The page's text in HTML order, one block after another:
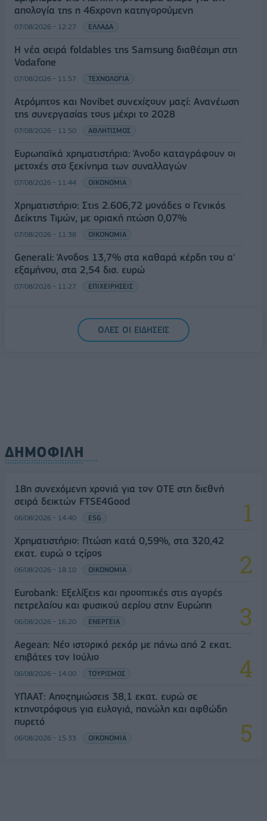
απολογία της η 46χρονη κατηγορούμενη
07/08/2026 - 12:27 ΕΛΛΑΔΑ
Η νέα σειρά foldables της Samsung διαθέσιμη στη
Vodafone
07/08/2026 - 11:57 ΤΕΧΝΟΛΟΓΙΑ
Ατρόμητος και Novibet συνεχίζουν μαζί: Ανανέωση
της συνεργασίας τους μέχρι το 2028
07/08/2026 - 11:50 ΑΘΛΗΤΙΣΜΟΣ
Ευρωπαϊκά χρηματιστήρια: Άνοδο καταγράφουν οι
μετοχές στο ξεκίνημα των συναλλαγών
07/08/2026 - 11:44 ΟΙΚΟΝΟΜΙΑ
Χρηματιστήριο: Στις 2.606,72 μονάδες ο Γενικός
Δείκτης Τιμών, με οριακή πτώση 0,07%
07/08/2026 - 11:38 ΟΙΚΟΝΟΜΙΑ
Generali: Άνοδος 13,7% στα καθαρά κέρδη του α'
εξαμήνου, στα 2,54 δισ. ευρώ
07/08/2026 - 11:27 ΕΠΙΧΕΙΡΗΣΕΙΣ
ΟΛΕΣ ΟΙ ΕΙΔΗΣΕΙΣ
ΔΗΜΟΦΙΛΗ
18η συνεχόμενη χρονιά για τον ΟΤΕ στη διεθνή
σειρά δεικτών FTSE4Good
06/08/2026 - 14:40 ESG
Χρηματιστήριο: Πτώση κατά 0,59%, στα 320,42
εκατ. ευρώ ο τζίρος
06/08/2026 - 18:10 ΟΙΚΟΝΟΜΙΑ
Eurobank: Εξελίξεις και προοπτικές στις αγορές
πετρελαίου και φυσικού αερίου στην Ευρώπη
06/08/2026 - 16:20 ΕΝΕΡΓΕΙΑ
Aegean: Νέο ιστορικό ρεκόρ με πάνω από 2 εκατ.
επιβάτες τον Ιούλιο
06/08/2026 - 14:00 ΤΟΥΡΙΣΜΟΣ
ΥΠΑΑΤ: Αποζημιώσεις 38,1 εκατ. ευρώ σε
κτηνοτρόφους για ευλογιά, πανώλη και αφθώδη
πυρετό
06/08/2026 - 15:33 ΟΙΚΟΝΟΜΙΑ